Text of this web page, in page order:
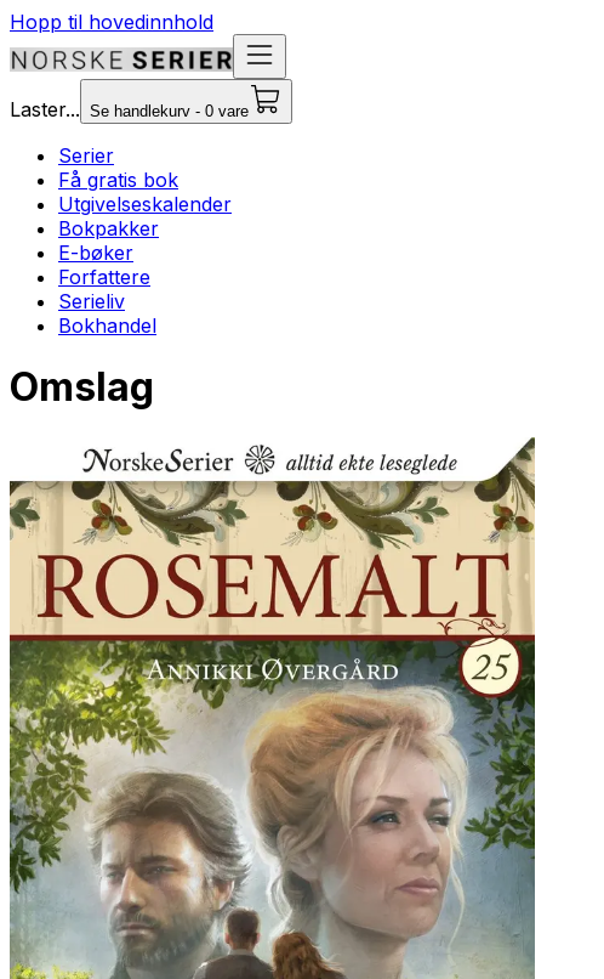
Hopp til hovedinnhold
Laster... Se handlekurv - 0 vare
Serier
Få gratis bok
Utgivelseskalender
Bokpakker
E-bøker
Forfattere
Serieliv
Bokhandel
Omslag